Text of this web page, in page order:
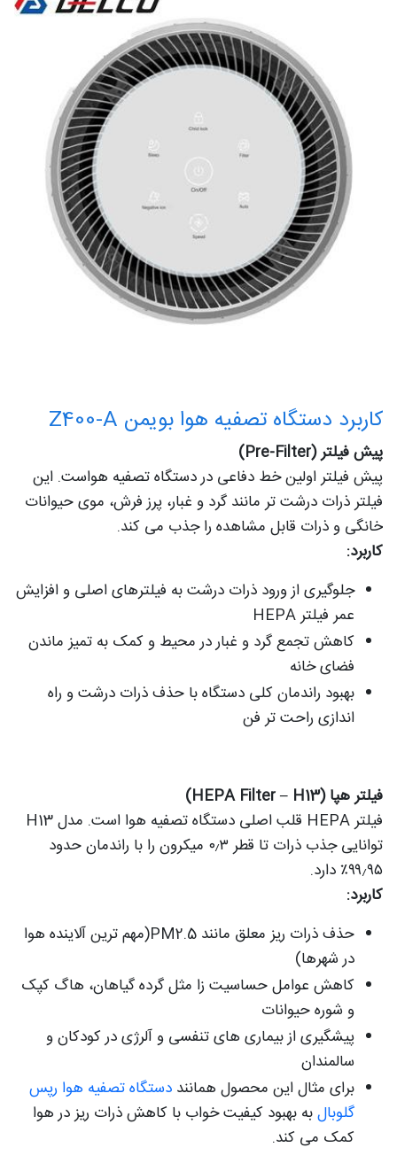
کاربرد دستگاه تصفیه هوا بویمن Z400-A
پیش فیلتر (Pre-Filter)
پیش فیلتر اولین خط دفاعی در دستگاه تصفیه هواست. این
فیلتر ذرات درشت تر مانند گرد و غبار، پرز فرش، موی حیوانات
خانگی و ذرات قابل مشاهده را جذب می کند.
کاربرد:
جلوگیری از ورود ذرات درشت به فیلترهای اصلی و افزایش
عمر فیلتر HEPA
کاهش تجمع گرد و غبار در محیط و کمک به تمیز ماندن
فضای خانه
بهبود راندمان کلی دستگاه با حذف ذرات درشت و راه
اندازی راحت تر فن
فیلتر هپا (HEPA Filter – H13)
فیلتر HEPA قلب اصلی دستگاه تصفیه هوا است. مدل H13
توانایی جذب ذرات تا قطر ۰٫۳ میکرون را با راندمان حدود
۹۹٫۹۵٪ دارد.
کاربرد:
حذف ذرات ریز معلق مانند PM2.5(مهم ترین آلاینده هوا
در شهرها)
کاهش عوامل حساسیت زا مثل گرده گیاهان، هاگ کپک
و شوره حیوانات
پیشگیری از بیماری های تنفسی و آلرژی در کودکان و
سالمندان
برای مثال این محصول همانند دستگاه تصفیه هوا رپس
گلوبالبه بهبود کیفیت خواب با کاهش ذرات ریز در هوا
کمک می کند.